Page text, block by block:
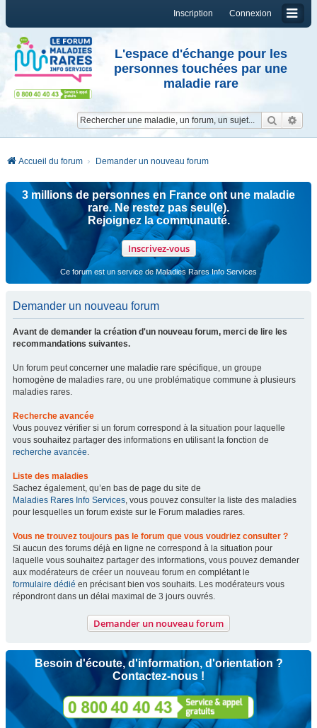
Connexion
Inscription
L'espace d'échange pour les
personnes touchées par une
maladie rare
Accueil du forum Demander un nouveau forum
3 millions de personnes en France ont une maladie
rare. Ne restez pas seul(e).
Rejoignez la communauté.
Inscrivez-vous
Ce forum est un service de Maladies Rares Info Services
Demander un nouveau forum
Avant de demander la création d'un nouveau forum, merci de lire les
recommandations suivantes.
Un forum peut concerner une maladie rare spécifique, un groupe
homogène de maladies rare, ou une problématique commune à plusieurs
maladies rares.
Recherche avancée
Vous pouvez vérifier si un forum correspond à la situation pour laquelle
vous souhaitez partager des informations en utilisant la fonction de
recherche avancée.
Liste des maladies
Sachez également, qu’en bas de page du site de
Maladies Rares Info Services, vous pouvez consulter la liste des maladies
pour lesquelles un forum existe sur le Forum maladies rares.
Vous ne trouvez toujours pas le forum que vous voudriez consulter ?
Si aucun des forums déjà en ligne ne correspond à la situation pour
laquelle vous souhaitez partager des informations, vous pouvez demander
aux modérateurs de créer un nouveau forum en complétant le
formulaire dédié en précisant bien vos souhaits. Les modérateurs vous
répondront dans un délai maximal de 3 jours ouvrés.
Demander un nouveau forum
Besoin d'écoute, d'information, d'orientation ?
Contactez-nous !